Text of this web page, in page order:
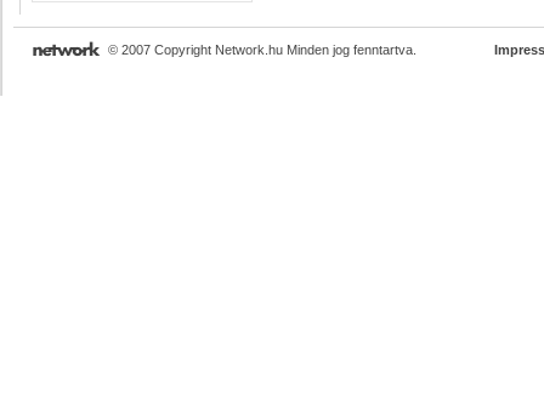
© 2007 Copyright Network.hu Minden jog fenntartva.